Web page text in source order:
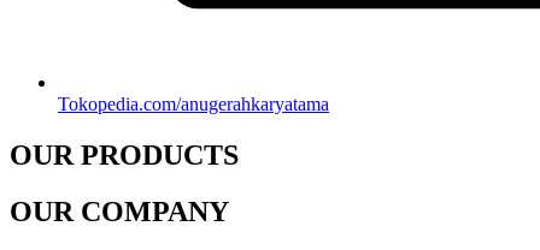
Tokopedia.com/anugerahkaryatama
OUR PRODUCTS
OUR COMPANY